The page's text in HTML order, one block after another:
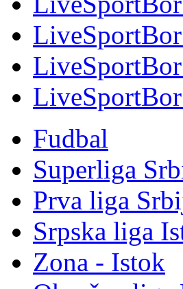
Fudbal
Superliga
Prva liga
Srpska liga
Zona - Istok